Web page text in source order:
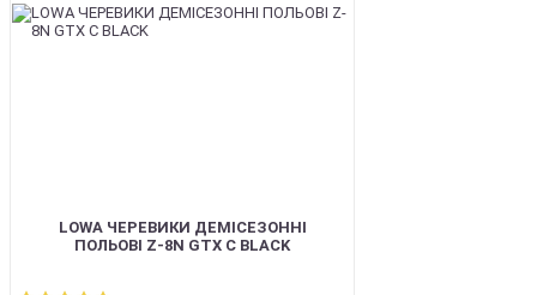
LOWA ЧЕРЕВИКИ ДЕМІСЕЗОННІ
ПОЛЬОВІ Z-8N GTX C BLACK